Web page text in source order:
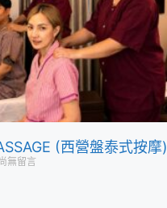
(西營盤泰式按摩)
無留言